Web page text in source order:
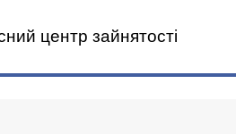
центр зайнятості